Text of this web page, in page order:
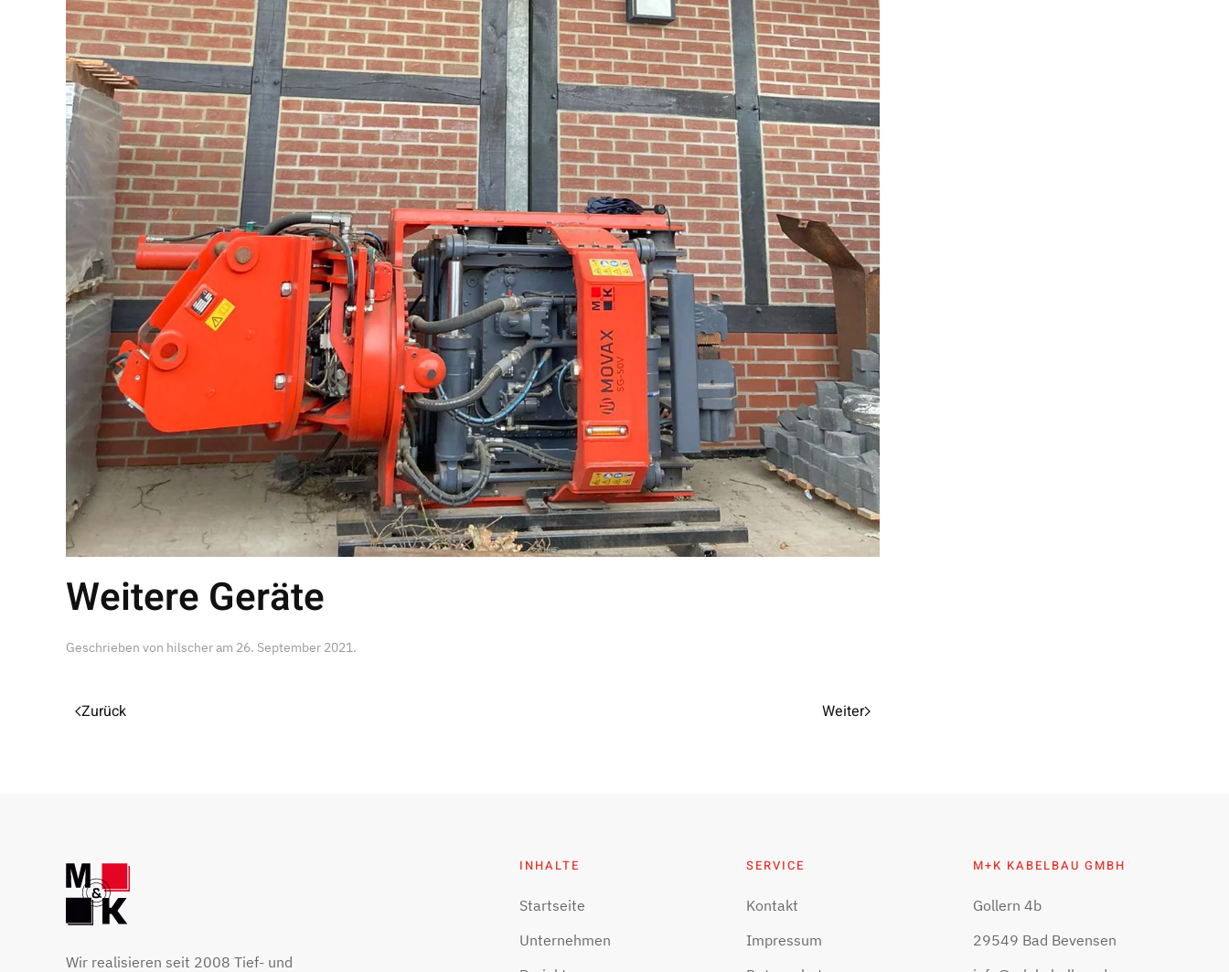
Weitere Geräte
Geschrieben von hilscheram 26. September 2021.
Zurück Weiter
Wir realisieren seit 2008 Tief- und
INHALTE
Startseite
Unternehmen
SERVICE
Kontakt
Impressum
M+K KABELBAU GMBH
Gollern 4b
29549 Bad Bevensen